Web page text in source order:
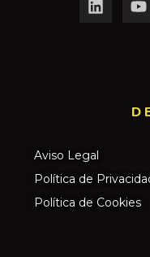
Aviso Legal
Política de
Política de Cookies